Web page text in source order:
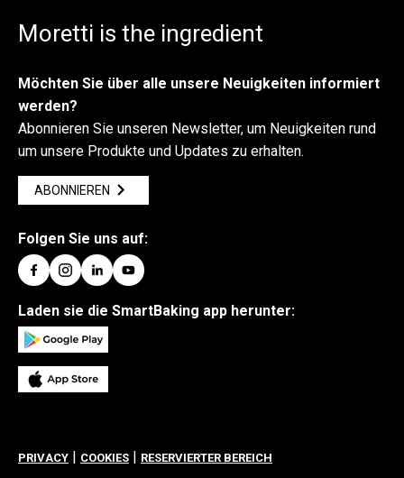
Moretti is the ingredient
Möchten Sie über alle unsere Neuigkeiten informiert
werden?
Abonnieren Sie unseren Newsletter, um Neuigkeiten rund
um unsere Produkte und Updates zu erhalten.
ABONNIEREN
Folgen Sie uns auf:
Laden sie die SmartBaking app herunter:
PRIVACY | COOKIES | RESERVIERTER BEREICH